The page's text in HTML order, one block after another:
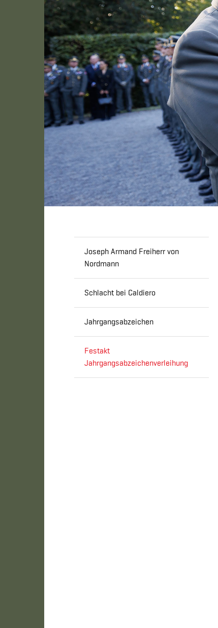
Joseph Armand Freiherr von
Nordmann
Schlacht bei Caldiero
Jahrgangsabzeichen
Festakt
Jahrgangsabzeichenverleihung